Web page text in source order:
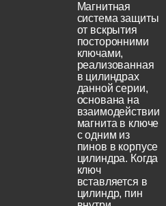
Магнитная
система защиты
от вскрытия
посторонними
ключами,
реализованная
в цилиндрах
данной серии,
основана на
взаимодействии
магнита в ключе
с одним из
пинов в корпусе
цилиндра. Когда
ключ
вставляется в
цилиндр, пин